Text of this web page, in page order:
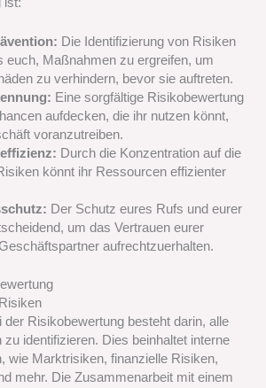
Die Identifizierung von Risiken
euch, Maßnahmen zu ergreifen, um
zu verhindern, bevor sie auftreten.
Eine sorgfältige Risikobewertung
aufdecken, die ihr nutzen könnt,
voranzutreiben.
Durch die Konzentration auf die
könnt ihr Ressourcen effizienter
Der Schutz eures Rufs und eurer
um das Vertrauen eurer
aufrechtzuerhalten.
der Risikobewertung besteht darin, alle
zu identifizieren. Dies beinhaltet interne
wie Marktrisiken, finanzielle Risiken,
mehr. Die Zusammenarbeit mit einem